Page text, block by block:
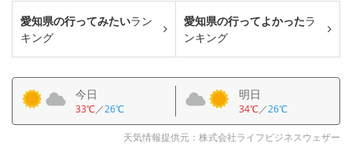
愛知県の行ってみたいラン
キング
愛知県の行ってよかったラ
ンキング
今日
33℃／26℃
明日
34℃／26℃
天気情報提供元：株式会社ライフビジネスウェザー